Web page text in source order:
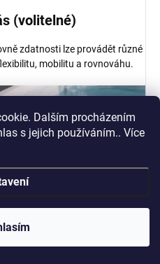
Dalším procházením
s jejich používáním.. Více
(volitelné)
zdatnosti lze provádět různé
mobilitu a rovnováhu.